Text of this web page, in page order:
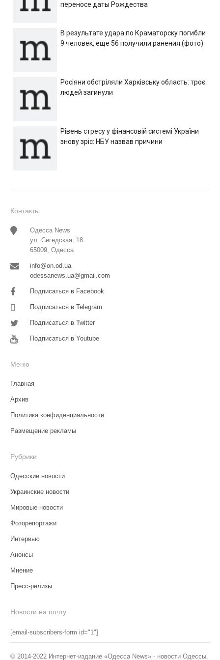
переносе даты Рождества
В результате удара по Краматорску погибли
9 человек, еще 56 получили ранения (фото)
Росіяни обстріляли Харківську область: троє
людей загинули
Рівень стресу у фінансовій системі України
знову зріс: НБУ назвав причини
Контакты
Одесса News
ул. Сегедская, 18
65009, Одесса
info@on.od.ua
odessanews.ua@gmail.com
Подписаться в Facebook
Подписаться в Telegram
Подписаться в Twitter
Подписаться в Youtube
Меню
Главная
Архив
Политика конфиденциальности
Размещение рекламы
Рубрики
Одесские новости
Украинские новости
Мировые новости
Фоторепортажи
Интервью
Анонсы
Мнение
Пресс-релизы
Новости на почту
[email-subscribers-form id="1"]
© 2014-2022 Интернет-издание «Одесса News» - новости Одессы.